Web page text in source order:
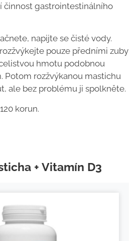
činnost gastrointestinálního
napijte se čisté vody.
pouze předními zuby
hmotu podobnou
Potom rozžvýkanou mastichu
ale bez problému ji spolkněte.
korun.
+ Vitamín D3